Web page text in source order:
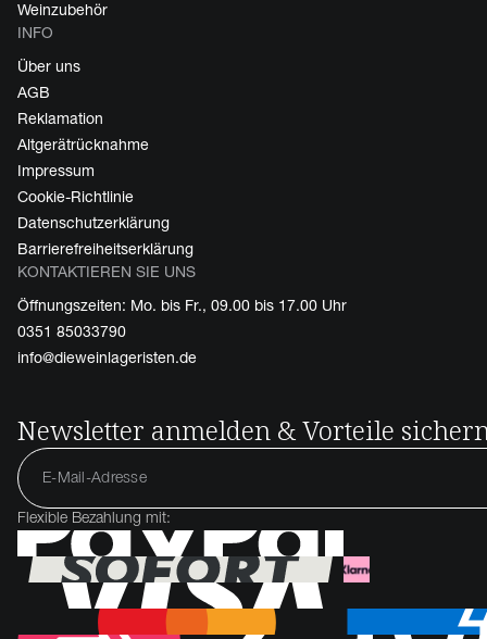
Weinzubehör
INFO
Über uns
AGB
Reklamation
Altgerätrücknahme
Impressum
Cookie-Richtlinie
Datenschutzerklärung
Barrierefreiheitserklärung
KONTAKTIEREN SIE UNS
Öffnungszeiten: Mo. bis Fr., 09.00 bis 17.00 Uhr
0351 85033790
info@dieweinlageristen.de
Newsletter anmelden & Vorteile
Flexible Bezahlung mit: